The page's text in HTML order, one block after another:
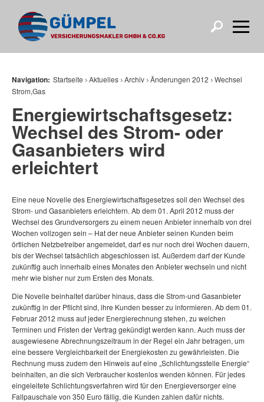
Navigation: Startseite Aktuelles Archiv Änderungen 2012
Wechsel
Strom,Gas
Energiewirtschaftsgesetz:
Wechsel des Strom- oder
Gasanbieters wird
erleichtert
Eine neue Novelle des Energiewirtschaftsgesetzes soll den Wechsel des
Strom- und Gasanbieters erleichtern. Ab dem 01. April 2012 muss der
Wechsel des Grundversorgers zu einem neuen Anbieter innerhalb von drei
Wochen vollzogen sein – Hat der neue Anbieter seinen Kunden beim
örtlichen Netzbetreiber angemeldet, darf es nur noch drei Wochen dauern,
bis der Wechsel tatsächlich abgeschlossen ist. Außerdem darf der Kunde
zukünftig auch innerhalb eines Monates den Anbieter wechseln und nicht
mehr wie bisher nur zum Ersten des Monats.
Die Novelle beinhaltet darüber hinaus, dass die Strom-und Gasanbieter
zukünftig in der Pflicht sind, ihre Kunden besser zu informieren. Ab dem 01.
Februar 2012 muss auf jeder Energierechnung stehen, zu welchen
Terminen und Fristen der Vertrag gekündigt werden kann. Auch muss der
ausgewiesene Abrechnungszeitraum in der Regel ein Jahr betragen, um
eine bessere Vergleichbarkeit der Energiekosten zu gewährleisten. Die
Rechnung muss zudem den Hinweis auf eine „Schlichtungsstelle Energie“
beinhalten, an die sich Verbraucher kostenlos wenden können. Für jedes
eingeleitete Schlichtungsverfahren wird für den Energieversorger eine
Fallpauschale von 350 Euro fällig, die Kunden zahlen dafür nichts.